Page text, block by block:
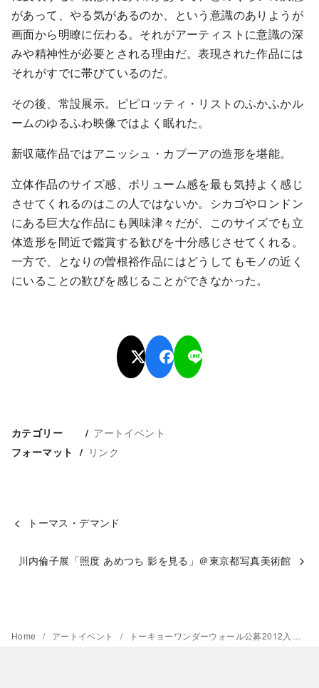
があって、やる気があるのか、という意識のありようが
画面から明瞭に伝わる。それがアーティストに意識の深
みや精神性が必要とされる理由だ。表現された作品には
それがすでに帯びているのだ。
その後、常設展示。ピピロッティ・リストのふかふかル
ームのゆるふわ映像ではよく眠れた。
新収蔵作品ではアニッシュ・カプーアの造形を堪能。
立体作品のサイズ感、ボリューム感を最も気持よく感じ
させてくれるのはこの人ではないか。シカゴやロンドン
にある巨大な作品にも興味津々だが、このサイズでも立
体造形を間近で鑑賞する歓びを十分感じさせてくれる。
一方で、となりの曽根裕作品にはどうしてもモノの近く
にいることの歓びを感じることができなかった。
カテゴリー アートイベント
フォーマット リンク
トーマス・デマンド
川内倫子展「照度 あめつち 影を見る」＠東京都写真美術館
Home アートイベント トーキョーワンダーウォール公募2012入選作品展